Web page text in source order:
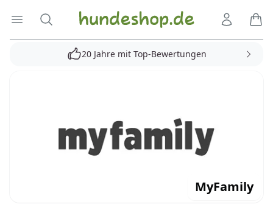
Menü öffnen
Suche Hundeshop.de
20 Jahre mit Top-Bewertungen
MyFamily